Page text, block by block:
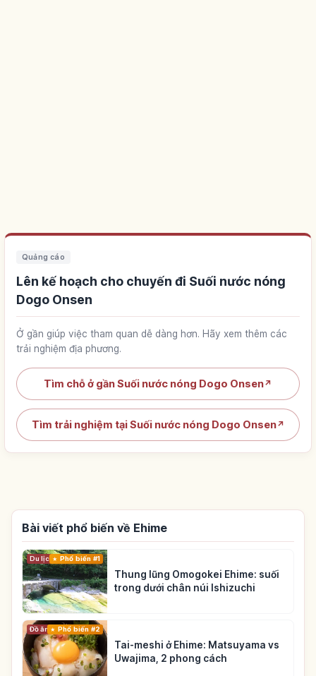
Quảng cáo
Lên kế hoạch cho chuyến đi Suối nước nóng
Dogo Onsen
Ở gần giúp việc tham quan dễ dàng hơn. Hãy xem thêm các
trải nghiệm địa phương.
Tìm chỗ ở gần Suối nước nóng Dogo Onsen↗
Tìm trải nghiệm tại Suối nước nóng Dogo Onsen↗
Bài viết phổ biến về Ehime
Du lịch Phổ biến #1
Thung lũng Omogokei Ehime: suối
trong dưới chân núi Ishizuchi
Đồ ăn Phổ biến #2
Tai-meshi ở Ehime: Matsuyama vs
Uwajima, 2 phong cách